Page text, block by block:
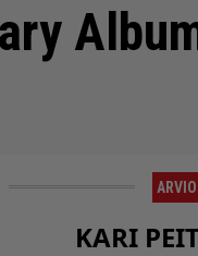
ARVIO
KARI